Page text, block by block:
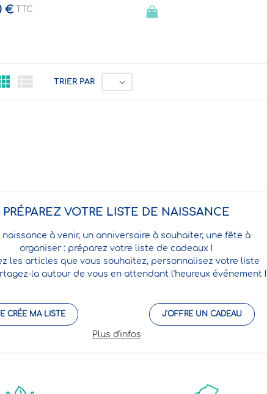
€ TTC
 TRIER PAR 
PRÉPAREZ VOTRE LISTE DE NAISSANCE
naissance à venir, un anniversaire à souhaiter, une fête à
organiser : préparez votre liste de cadeaux !
les articles que vous souhaitez, personnalisez votre liste
la autour de vous en attendant l'heureux événement !
CRÉE MA LISTE J'OFFRE UN CADEAU
Plus d'infos